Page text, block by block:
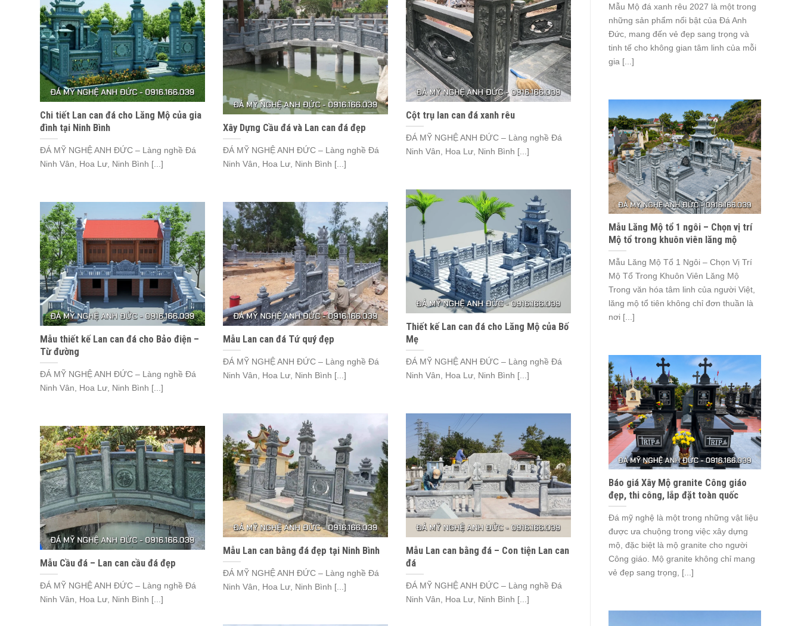
Chi tiết Lan can đá cho Lăng Mộ của gia
đình tại Ninh Bình
ĐÁ MỸ NGHỆ ANH ĐỨC – Làng nghề Đá
Ninh Vân, Hoa Lư, Ninh Bình [...]
Cột trụ lan can đá xanh rêu
ĐÁ MỸ NGHỆ ANH ĐỨC – Làng nghề Đá
Ninh Vân, Hoa Lư, Ninh Bình [...]
Xây Dựng Cầu đá và Lan can đá đẹp
ĐÁ MỸ NGHỆ ANH ĐỨC – Làng nghề Đá
Ninh Vân, Hoa Lư, Ninh Bình [...]
Thiết kế Lan can đá cho Lăng Mộ của Bố
Mẹ
ĐÁ MỸ NGHỆ ANH ĐỨC – Làng nghề Đá
Ninh Vân, Hoa Lư, Ninh Bình [...]
Mẫu thiết kế Lan can đá cho Bảo điện –
Từ đường
ĐÁ MỸ NGHỆ ANH ĐỨC – Làng nghề Đá
Ninh Vân, Hoa Lư, Ninh Bình [...]
Mẫu Lan can đá Tứ quý đẹp
ĐÁ MỸ NGHỆ ANH ĐỨC – Làng nghề Đá
Ninh Vân, Hoa Lư, Ninh Bình [...]
Mẫu Lan can bằng đá đẹp tại Ninh Bình
ĐÁ MỸ NGHỆ ANH ĐỨC – Làng nghề Đá
Ninh Vân, Hoa Lư, Ninh Bình [...]
Mẫu Lan can bằng đá – Con tiện Lan can
đá
ĐÁ MỸ NGHỆ ANH ĐỨC – Làng nghề Đá
Ninh Vân, Hoa Lư, Ninh Bình [...]
Mẫu Cầu đá – Lan can cầu đá đẹp
ĐÁ MỸ NGHỆ ANH ĐỨC – Làng nghề Đá
Ninh Vân, Hoa Lư, Ninh Bình [...]
Mẫu Mộ đá xanh rêu 2027 là một trong
những sản phẩm nổi bật của Đá Anh
Đức, mang đến vẻ đẹp sang trọng và
tinh tế cho không gian tâm linh của mỗi
gia [...]
Mẫu Lăng Mộ tổ 1 ngôi – Chọn vị trí
Mộ tổ trong khuôn viên lăng mộ
Mẫu Lăng Mộ Tổ 1 Ngôi – Chọn Vị Trí
Mộ Tổ Trong Khuôn Viên Lăng Mộ
Trong văn hóa tâm linh của người Việt,
lăng mộ tổ tiên không chỉ đơn thuần là
nơi [...]
Báo giá Xây Mộ granite Công giáo
đẹp, thi công, lắp đặt toàn quốc
Đá mỹ nghệ là một trong những vật liệu
được ưa chuộng trong việc xây dựng
mộ, đặc biệt là mộ granite cho người
Công giáo. Mộ granite không chỉ mang
vẻ đẹp sang trọng, [...]